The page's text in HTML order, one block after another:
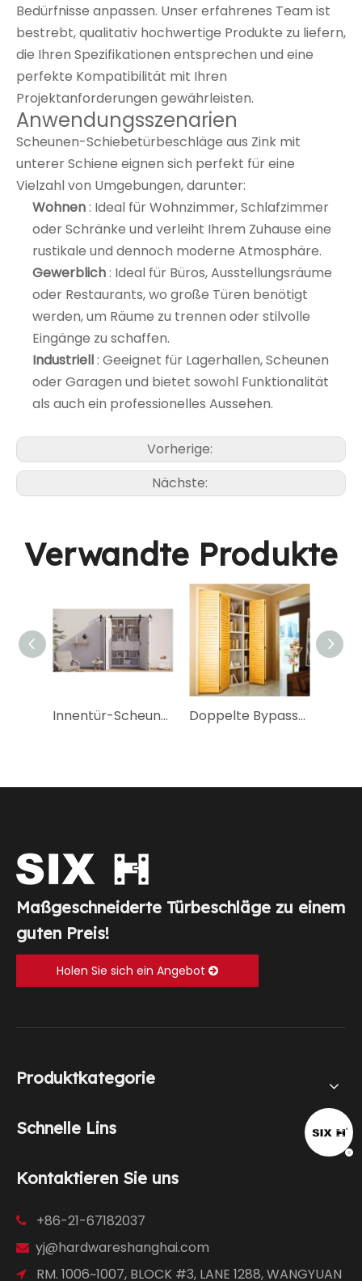
Bedürfnisse anpassen. Unser erfahrenes Team ist
bestrebt, qualitativ hochwertige Produkte zu liefern,
die Ihren Spezifikationen entsprechen und eine
perfekte Kompatibilität mit Ihren
Projektanforderungen gewährleisten.
Anwendungsszenarien
Scheunen-Schiebetürbeschläge aus Zink mit
unterer Schiene eignen sich perfekt für eine
Vielzahl von Umgebungen, darunter:
Wohnen: Ideal für Wohnzimmer, Schlafzimmer
oder Schränke und verleiht Ihrem Zuhause eine
rustikale und dennoch moderne Atmosphäre.
Gewerblich: Ideal für Büros, Ausstellungsräume
oder Restaurants, wo große Türen benötigt
werden, um Räume zu trennen oder stilvolle
Eingänge zu schaffen.
Industriell: Geeignet für Lagerhallen, Scheunen
oder Garagen und bietet sowohl Funktionalität
als auch ein professionelles Aussehen.
Vorherige:
Nächste:
Verwandte Produkte
Innentür-Scheunentürbeschläge aus Bronze für Schrank Doppelte Bypass-Schloss-Scheunentor-Hardware für Schränke
Maßgeschneiderte Türbeschläge zu einem
guten Preis!
Holen Sie sich ein Angebot
Produktkategorie
Schnelle Lins
Kontaktieren Sie uns
 +86-21-67182037
 yj@hardwareshanghai.com
 RM. 1006~1007, BLOCK #3, LANE 1288, WANGYUAN